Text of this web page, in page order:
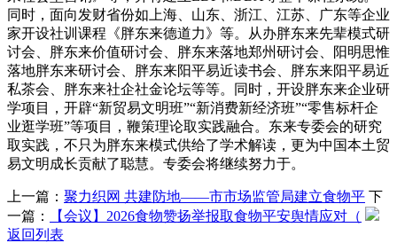
同时，面向发财省份如上海、山东、浙江、江苏、广东等企业
家开设社训课程《胖东来德道力》等。从办胖东来先辈模式研
讨会、胖东来价值研讨会、胖东来落地郑州研讨会、阳明思惟
落地胖东来研讨会、胖东来阳平易近读书会、胖东来阳平易近
私茶会、胖东来社企社金论坛等等。同时，开设胖东来企业研
学项目，开辟“新贸易文明班”“新消费新经济班”“零售标杆企
业逛学班”等项目，鞭策理论取实践融合。东来专委会的研究
取实践，不只为胖东来模式供给了学术解读，更为中国本土贸
易文明成长贡献了聪慧。专委会将继续努力于。
上一篇： 聚力织网 共建防地——市市场监管局建立食物平 下
一篇：
【会议】2026食物赞扬举报取食物平安舆情应对（
返回列表